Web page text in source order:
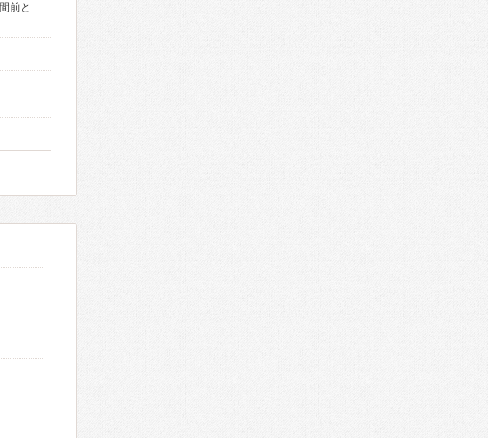
前と